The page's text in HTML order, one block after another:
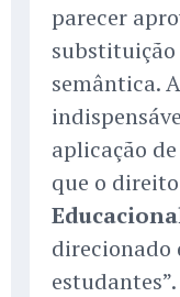
parecer
substituição
semântica.
aplicação
que o
direcionado
estudantes”.